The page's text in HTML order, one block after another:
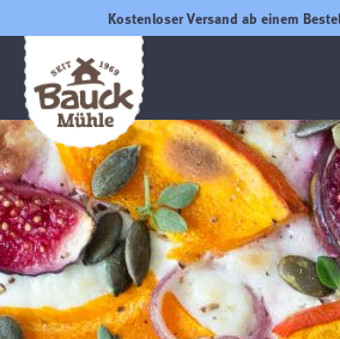
Kostenloser Versand ab einem